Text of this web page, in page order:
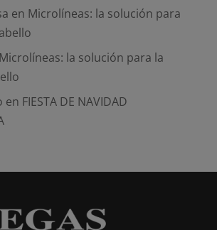
en Microlíneas: la solución para
Microlíneas: la solución para la
en FIESTA DE NAVIDAD